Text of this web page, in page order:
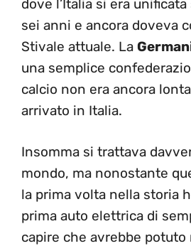
dove l’Italia si era
sei anni e ancora doveva
Stivale attuale. La
una semplice
calcio non era ancora
arrivato in Italia.
Insomma si trattava
mondo, ma nonostante
la prima volta nella storia
prima auto elettrica di
capire che avrebbe potuto